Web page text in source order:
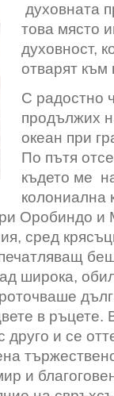
духовната
това място
духовност,
отварят
С радостно
продължих
океан при
По пътя
където ме
колониална
Оробиндо и
сред
широка,
в ръцете.
друго и се
и